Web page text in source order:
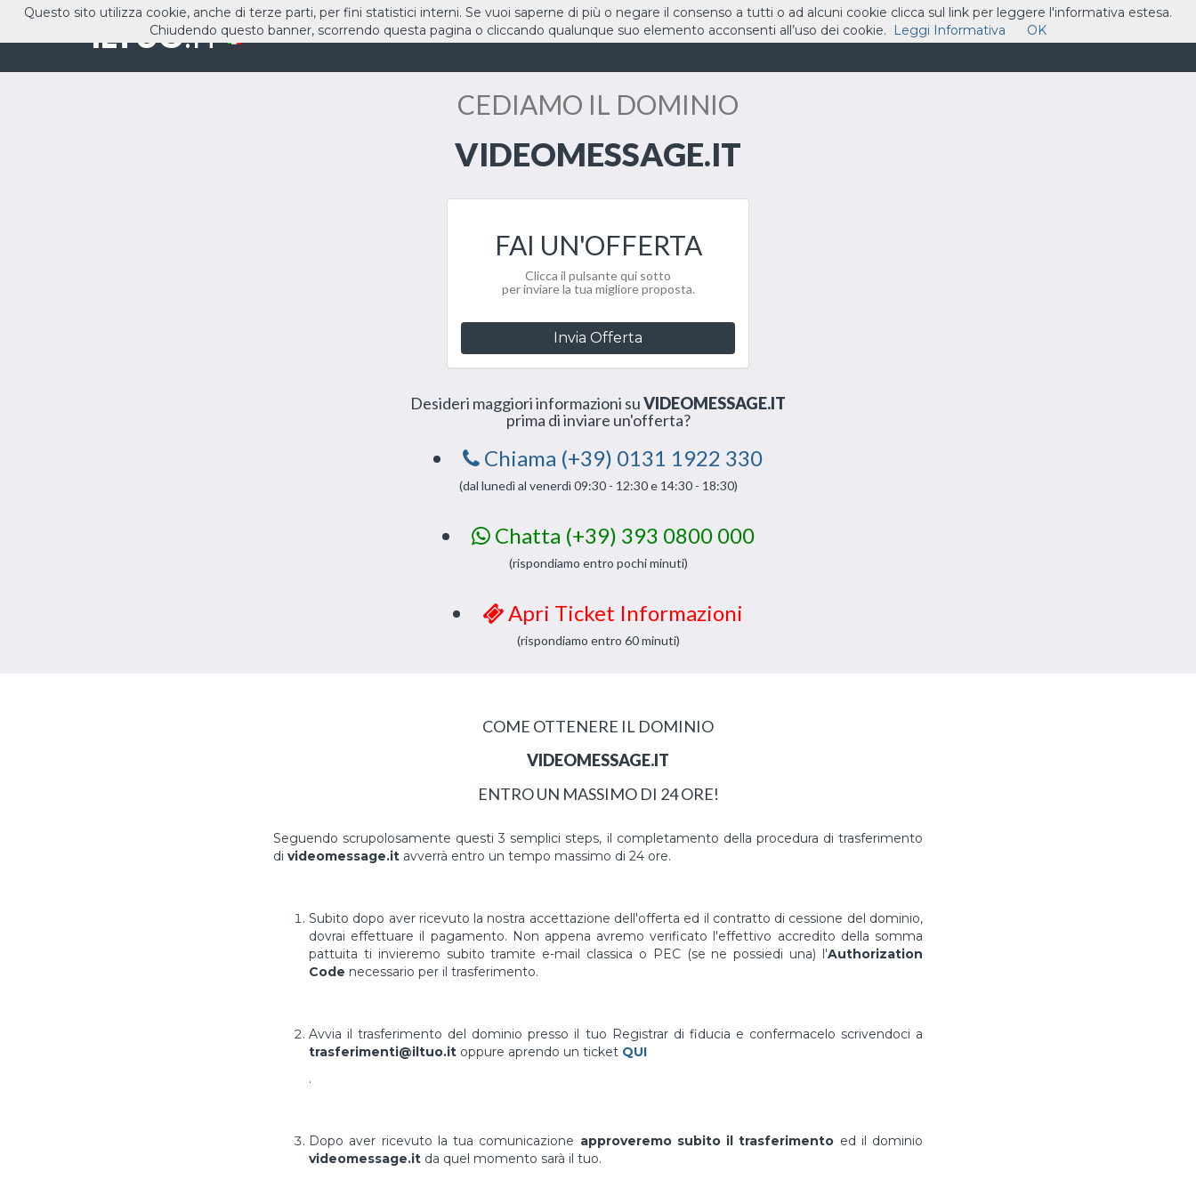
ILTUO.IT HOME DOMINI ASSISTENZA CONTATTI CARRELLO
CEDIAMO IL DOMINIO
VIDEOMESSAGE.IT
FAI UN'OFFERTA
Clicca il pulsante qui sotto
per inviare la tua migliore proposta.
Invia Offerta
Desideri maggiori informazioni suVIDEOMESSAGE.IT
prima di inviare un'offerta?
Chiama (+39) 0131 1922 330
(dal lunedì al venerdì 09:30 - 12:30 e 14:30 - 18:30)
Chatta (+39) 393 0800 000
(rispondiamo entro pochi minuti)
Apri Ticket Informazioni
(rispondiamo entro 60 minuti)
COME OTTENERE IL DOMINIO
VIDEOMESSAGE.IT
ENTRO UN MASSIMO DI 24 ORE!
Seguendo scrupolosamente questi 3 semplici steps, il completamento della procedura di trasferimento
di videomessage.it avverrà entro un tempo massimo di 24 ore.
Subito dopo aver ricevuto la nostra accettazione dell'offerta ed il contratto di cessione del dominio,
dovrai effettuare il pagamento. Non appena avremo verificato l'effettivo accredito della somma
pattuita ti invieremo subito tramite e-mail classica o PEC (se ne possiedi una) l'Authorization
Code necessario per il trasferimento.
Avvia il trasferimento del dominio presso il tuo Registrar di fiducia e confermacelo scrivendoci a
trasferimenti@iltuo.it oppure aprendo un ticket QUI
.
Dopo aver ricevuto la tua comunicazione approveremo subito il trasferimento ed il dominio
videomessage.it da quel momento sarà il tuo.
Questo sito utilizza cookie, anche di terze parti, per fini statistici interni. Se vuoi saperne di più o negare il consenso a tutti o ad alcuni cookie clicca sul link per leggere l'informativa estesa.
Chiudendo questo banner, scorrendo questa pagina o cliccando qualunque suo elemento acconsenti all’uso dei cookie.
Leggi Informativa OK